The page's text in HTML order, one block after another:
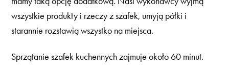
wszystkie produkty i rzeczy z szafek, umyją półki i
starannie rozstawią wszystko na miejsca.
Sprzątanie szafek kuchennych zajmuje około 60 minut.